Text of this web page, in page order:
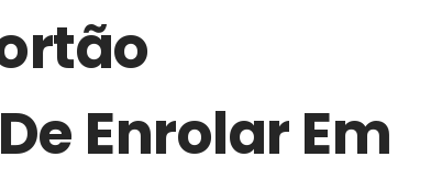
Enrolar Em